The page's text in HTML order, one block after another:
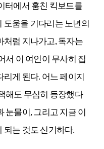
터에서 훔친 킥보드를
도움을 기다리는 노년의
처럼 지나가고, 독자는
서 이 여인이 무사히 집
리게 된다. 어느 페이지
해도 무심히 등장했다
눈물이, 그리고 지금 이
되는 것도 신기하다.